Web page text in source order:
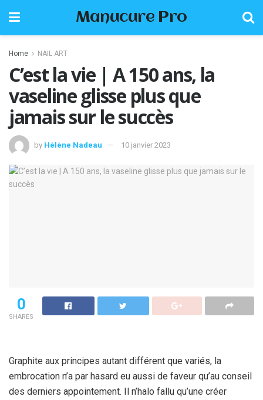
Manucure Pro
Home NAIL ART
C’est la vie | A 150 ans, la
vaseline glisse plus que
jamais sur le succès
by Hélène Nadeau 10 janvier 2023
0
SHARES
Graphite aux principes autant différent que variés, la
embrocation n’a par hasard eu aussi de faveur qu’au conseil
des derniers appointement. Il n’halo fallu qu’une créer